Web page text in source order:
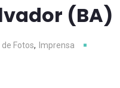
(BA)
de Fotos,
Imprensa